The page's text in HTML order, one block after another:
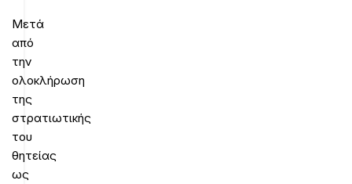
Μετά
από
την
ολοκλήρωση
της
στρατιωτικής
του
θητείας
ως